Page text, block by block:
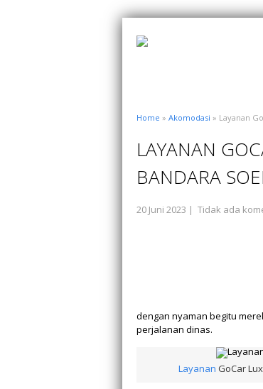
Home » Akomodasi » Layanan
LAYANAN
BANDARA
20 Juni 2023 | Tidak ada
dengan nyaman begitu
perjalanan dinas.
Layanan GoCar